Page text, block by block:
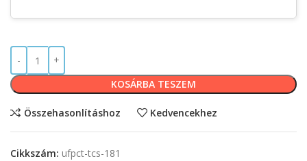
KOSÁRBA TESZEM
Összehasonlításhoz Kedvencekhez
Cikkszám: ufpct-tcs-181